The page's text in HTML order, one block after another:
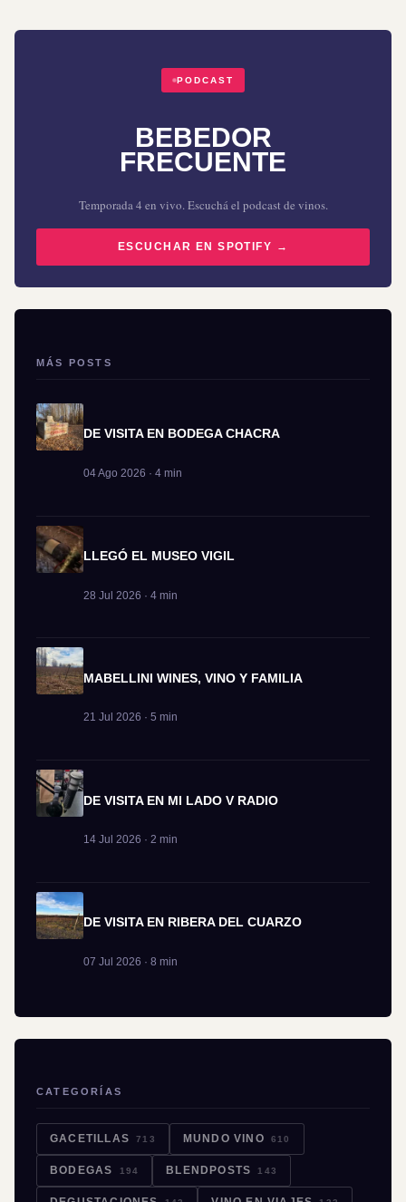
PODCAST
BEBEDOR
FRECUENTE
Temporada 4 en vivo. Escuchá el podcast de vinos.
ESCUCHAR EN SPOTIFY →
MÁS POSTS
DE VISITA EN BODEGA CHACRA
04 Ago 2026 · 4 min
LLEGÓ EL MUSEO VIGIL
28 Jul 2026 · 4 min
MABELLINI WINES, VINO Y FAMILIA
21 Jul 2026 · 5 min
DE VISITA EN MI LADO V RADIO
14 Jul 2026 · 2 min
DE VISITA EN RIBERA DEL CUARZO
07 Jul 2026 · 8 min
CATEGORÍAS
GACETILLAS 713 MUNDO VINO 610
BODEGAS 194 BLENDPOSTS 143